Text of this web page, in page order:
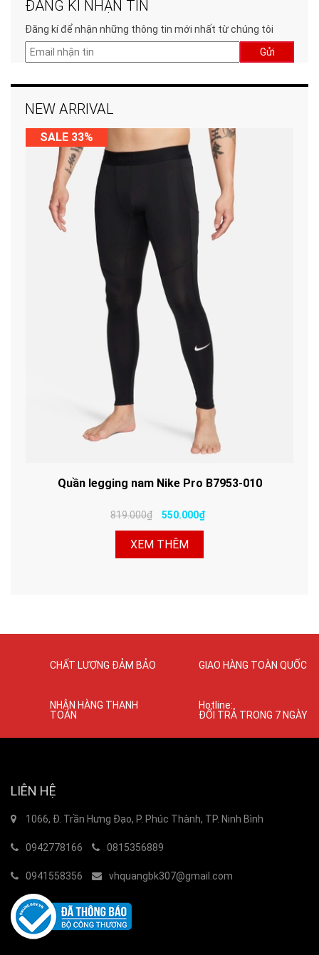
ĐĂNG KÍ NHẬN TIN
Đăng kí để nhận những thông tin mới nhất từ chúng tôi
Gửi
NEW ARRIVAL
SALE 33%
Quần legging nam Nike Pro B7953-010
819.000₫ 550.000₫
XEM THÊM
CHẤT LƯỢNG ĐẢM BẢO GIAO HÀNG TOÀN QUỐC
NHẬN HÀNG THANH
TOÁN
Hotline:
ĐỔI TRẢ TRONG 7 NGÀY
LIÊN HỆ
1066, Đ. Trần Hưng Đạo, P. Phúc Thành, TP. Ninh Bình
0942778166 0815356889
0941558356 vhquangbk307@gmail.com